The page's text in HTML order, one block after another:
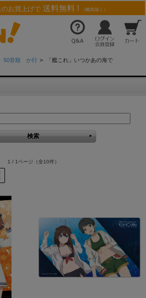
のお買上げで 送料無料 ! （離島除く）
50音順 か行 > 「艦これ」いつかあの海で
1 / 1ページ （全10件）